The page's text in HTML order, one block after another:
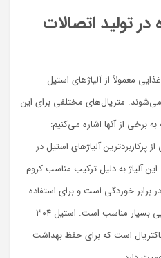
در تولید اتصالات
معمولاً از آلیاژهای استیل
متریال‌های مختلفی برای این
برخی از آنها اشاره می‌کنیم:
۳۰۴ یکی از پرکاربردترین آلیاژهای استیل در
آلیاژ به دلیل ترکیب مناسب کروم
برابر خوردگی است و برای استفاده
در محیط‌های مرطوب و غذایی بسیار مناسب است. استیل ۳۰۴
است که برای حفظ بهداشت